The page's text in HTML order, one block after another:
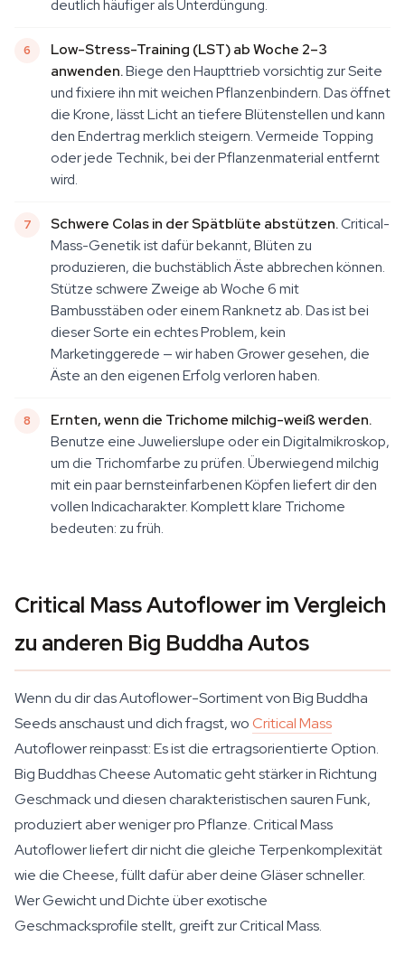
deutlich häufiger als Unterdüngung.
Low-Stress-Training (LST) ab Woche 2–3
anwenden.Biege den Haupttrieb vorsichtig zur Seite
und fixiere ihn mit weichen Pflanzenbindern. Das öffnet
die Krone, lässt Licht an tiefere Blütenstellen und kann
den Endertrag merklich steigern. Vermeide Topping
oder jede Technik, bei der Pflanzenmaterial entfernt
wird.
Schwere Colas in der Spätblüte abstützen.Critical-
Mass-Genetik ist dafür bekannt, Blüten zu
produzieren, die buchstäblich Äste abbrechen können.
Stütze schwere Zweige ab Woche 6 mit
Bambusstäben oder einem Ranknetz ab. Das ist bei
dieser Sorte ein echtes Problem, kein
Marketinggerede — wir haben Grower gesehen, die
Äste an den eigenen Erfolg verloren haben.
Ernten, wenn die Trichome milchig-weiß werden.
Benutze eine Juwelierslupe oder ein Digitalmikroskop,
um die Trichomfarbe zu prüfen. Überwiegend milchig
mit ein paar bernsteinfarbenen Köpfen liefert dir den
vollen Indicacharakter. Komplett klare Trichome
bedeuten: zu früh.
Critical Mass Autoflower im Vergleich
zu anderen Big Buddha Autos
Wenn du dir das Autoflower-Sortiment von Big Buddha
Seeds anschaust und dich fragst, woCritical Mass
Autoflower reinpasst: Es ist die ertragsorientierte Option.
Big Buddhas Cheese Automatic geht stärker in Richtung
Geschmack und diesen charakteristischen sauren Funk,
produziert aber weniger pro Pflanze. Critical Mass
Autoflower liefert dir nicht die gleiche Terpenkomplexität
wie die Cheese, füllt dafür aber deine Gläser schneller.
Wer Gewicht und Dichte über exotische
Geschmacksprofile stellt, greift zur Critical Mass.